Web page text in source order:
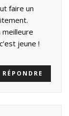
faire un
meilleure
jeune !
RÉPONDRE